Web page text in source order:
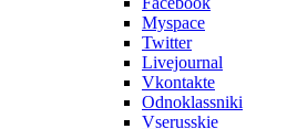
Myspace
Twitter
Livejournal
Vkontakte
Odnoklassniki
Vserusskie